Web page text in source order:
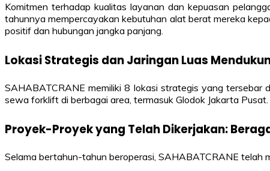
Komitmen terhadap kualitas layanan dan kepuasan
tahunnya mempercayakan kebutuhan alat berat mereka
positif dan hubungan jangka panjang.
Lokasi Strategis dan Jaringan Luas
SAHABATCRANE memiliki 8 lokasi strategis yang tersebar
sewa forklift di berbagai area, termasuk Glodok Jakarta
Proyek-Proyek yang Telah Dikerjakan:
Selama bertahun-tahun beroperasi, SAHABATCRANE telah